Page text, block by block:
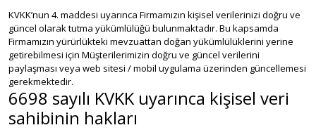
KVKK’nun 4. maddesi uyarınca Firmamızın kişisel verilerinizi doğru ve
güncel olarak tutma yükümlülüğü bulunmaktadır. Bu kapsamda
Firmamızın yürürlükteki mevzuattan doğan yükümlülüklerini yerine
getirebilmesi için Müşterilerimizin doğru ve güncel verilerini
paylaşması veya web sitesi / mobil uygulama üzerinden güncellemesi
gerekmektedir.
6698 sayılı KVKK uyarınca kişisel veri
sahibinin hakları